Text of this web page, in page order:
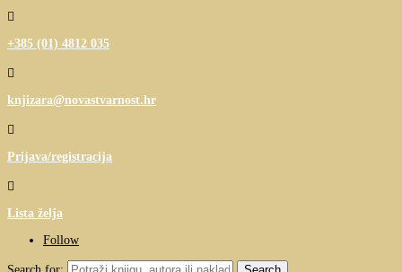

+385 (01) 4812 035

knjizara@novastvarnost.hr

Prijava/registracija

Lista želja
Follow